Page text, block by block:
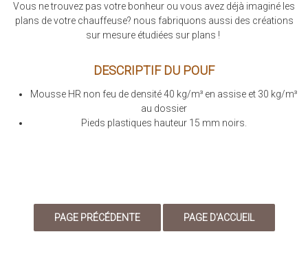
Vous ne trouvez pas votre bonheur ou vous avez déjà imaginé les
plans de votre chauffeuse? nous fabriquons aussi des créations
sur mesure étudiées sur plans !
DESCRIPTIF DU POUF
Mousse HR non feu de densité 40 kg/m³ en assise et 30 kg/m³
au dossier
Pieds plastiques hauteur 15 mm noirs.